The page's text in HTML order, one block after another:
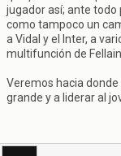
jugador así; ante todo
como tampoco un
a Vidal y el Inter, a
multifunción de
Veremos hacia
grande y a liderar al